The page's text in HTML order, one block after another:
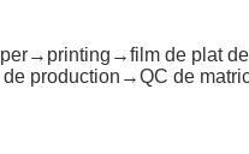
de plat
production→QC de